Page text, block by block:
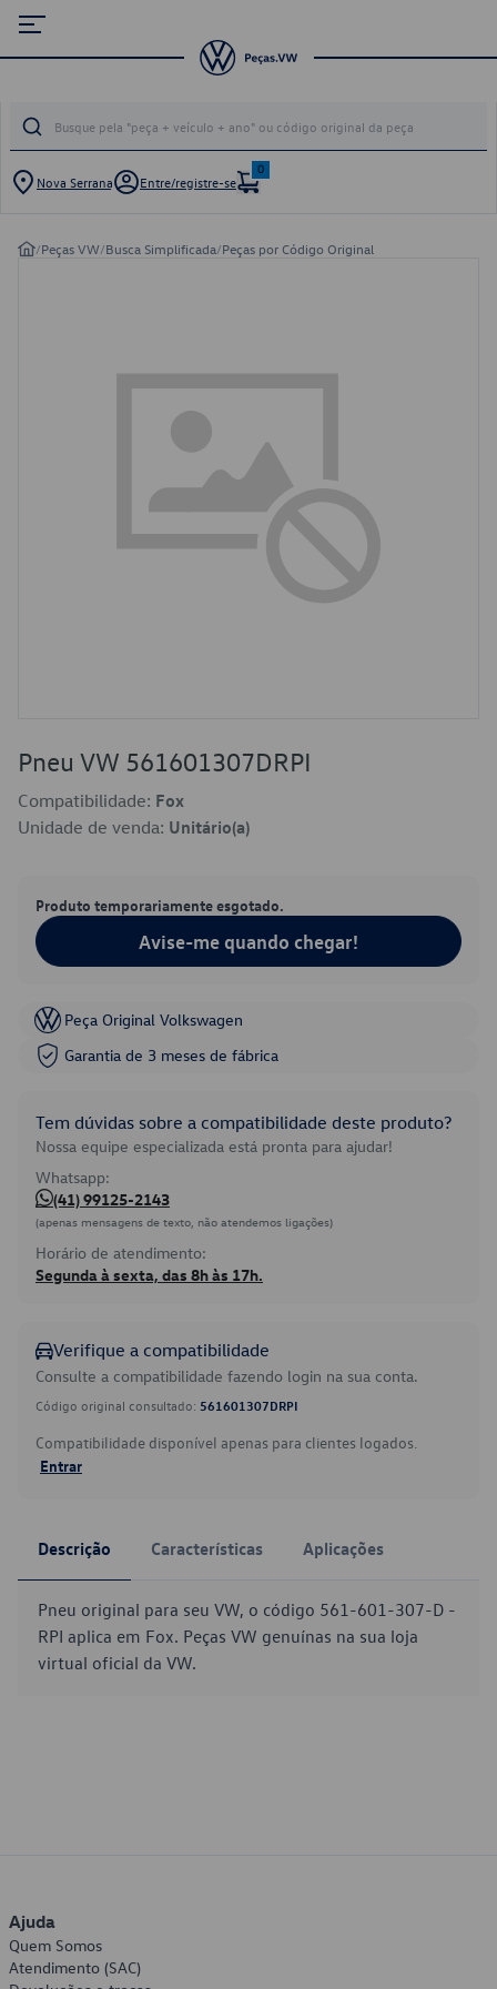
Nova Serrana Entre/registre-se
0
/Peças VW/Busca Simplificada/Peças por Código Original
Pneu VW 561601307DRPI
Compatibilidade: Fox
Unidade de venda: Unitário(a)
Produto temporariamente esgotado.
Avise-me quando chegar!
Peça Original Volkswagen
Garantia de 3 meses de fábrica
Tem dúvidas sobre a compatibilidade deste produto?
Nossa equipe especializada está pronta para ajudar!
Whatsapp:
(41) 99125-2143
(apenas mensagens de texto, não atendemos ligações)
Horário de atendimento:
Segunda à sexta, das 8h às 17h.
Verifique a compatibilidade
Consulte a compatibilidade fazendo login na sua conta.
Código original consultado: 561601307DRPI
Compatibilidade disponível apenas para clientes logados.
Entrar
Descrição Características Aplicações
Pneu original para seu VW, o código 561-601-307-D -
RPI aplica em Fox. Peças VW genuínas na sua loja
virtual oficial da VW.
Ajuda
Quem Somos
Atendimento (SAC)